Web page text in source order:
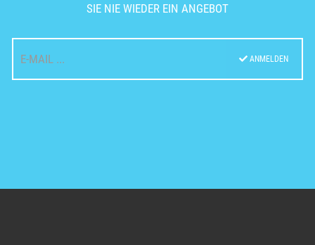
SIE NIE WIEDER EIN ANGEBOT
ANMELDEN